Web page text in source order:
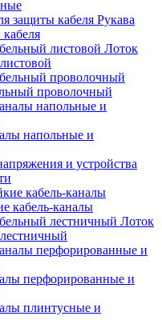
Рукава
Лоток
проволочный
напольные и
и устройства
кабель-каналы
Лоток
перфорированные и
плинтусные и